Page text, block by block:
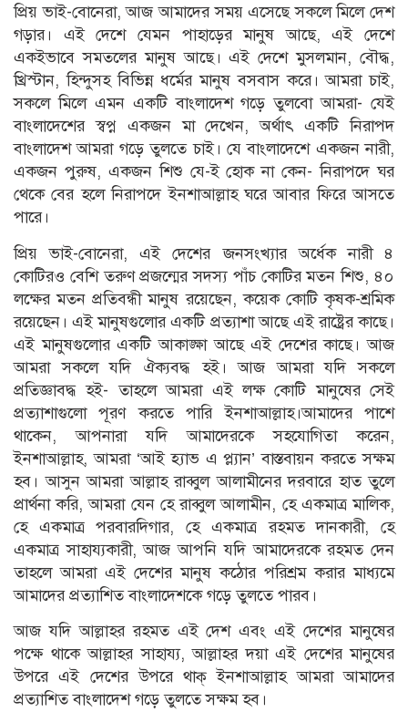
প্রিয় ভাই-বোনেরা, আজ আমাদের সময় এসেছে সকলে মিলে দেশ
গড়ার। এই দেশে যেমন পাহাড়ের মানুষ আছে, এই দেশে
একইভাবে সমতলের মানুষ আছে। এই দেশে মুসলমান, বৌদ্ধ,
খ্রিস্টান, হিন্দুসহ বিভিন্ন ধর্মের মানুষ বসবাস করে। আমরা চাই,
সকলে মিলে এমন একটি বাংলাদেশ গড়ে তুলবো আমরা- যেই
বাংলাদেশের স্বপ্ন একজন মা দেখেন, অর্থাৎ একটি নিরাপদ
বাংলাদেশ আমরা গড়ে তুলতে চাই। যে বাংলাদেশে একজন নারী,
একজন পুরুষ, একজন শিশু যে-ই হোক না কেন- নিরাপদে ঘর
থেকে বের হলে নিরাপদে ইনশাআল্লাহ ঘরে আবার ফিরে আসতে
পারে।
প্রিয় ভাই-বোনেরা, এই দেশের জনসংখ্যার অর্ধেক নারী ৪
কোটিরও বেশি তরুণ প্রজন্মের সদস্য পাঁচ কোটির মতন শিশু, ৪০
লক্ষের মতন প্রতিবন্ধী মানুষ রয়েছেন, কয়েক কোটি কৃষক-শ্রমিক
রয়েছেন। এই মানুষগুলোর একটি প্রত্যাশা আছে এই রাষ্ট্রের কাছে।
এই মানুষগুলোর একটি আকাঙ্ক্ষা আছে এই দেশের কাছে। আজ
আমরা সকলে যদি ঐক্যবদ্ধ হই। আজ আমরা যদি সকলে
প্রতিজ্ঞাবদ্ধ হই- তাহলে আমরা এই লক্ষ কোটি মানুষের সেই
প্রত্যাশাগুলো পূরণ করতে পারি ইনশাআল্লাহ।আমাদের পাশে
থাকেন, আপনারা যদি আমাদেরকে সহযোগিতা করেন,
ইনশাআল্লাহ, আমরা ‘আই হ্যাভ এ প্ল্যান’ বাস্তবায়ন করতে সক্ষম
হব। আসুন আমরা আল্লাহ রাব্বুল আলামীনের দরবারে হাত তুলে
প্রার্থনা করি, আমরা যেন হে রাব্বুল আলামীন, হে একমাত্র মালিক,
হে একমাত্র পরবারদিগার, হে একমাত্র রহমত দানকারী, হে
একমাত্র সাহায্যকারী, আজ আপনি যদি আমাদেরকে রহমত দেন
তাহলে আমরা এই দেশের মানুষ কঠোর পরিশ্রম করার মাধ্যমে
আমাদের প্রত্যাশিত বাংলাদেশকে গড়ে তুলতে পারব।
আজ যদি আল্লাহর রহমত এই দেশ এবং এই দেশের মানুষের
পক্ষে থাকে আল্লাহর সাহায্য, আল্লাহর দয়া এই দেশের মানুষের
উপরে এই দেশের উপরে থাক্‌ ইনশাআল্লাহ আমরা আমাদের
প্রত্যাশিত বাংলাদেশ গড়ে তুলতে সক্ষম হব।